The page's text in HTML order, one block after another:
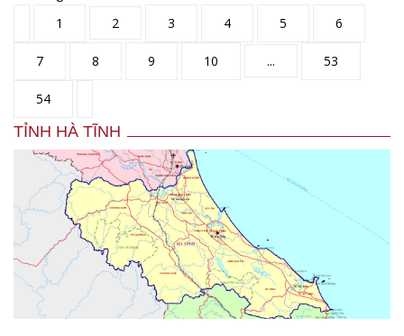
1
2 3 4 5 6
7 8 9 10 ... 53
54
TỈNH HÀ TĨNH